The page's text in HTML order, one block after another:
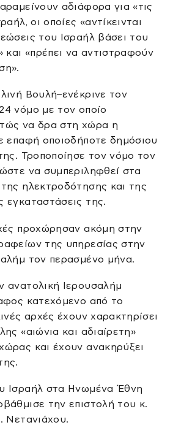
αδιάφορα για «τις
οι οποίες «αντίκεινται
του Ισραήλ βάσει του
και «πρέπει να αντιστραφούν
Βουλή–ενέκρινε τον
νόμο με τον οποίο
να δρα στη χώρα η
επαφή οποιοδήποτε δημόσιου
Τροποποίησε τον νόμο τον
να συμπεριληφθεί στα
ηλεκτροδότησης και της
εγκαταστάσεις της.
προχώρησαν ακόμη στην
της υπηρεσίας στην
τον περασμένο μήνα.
Ιερουσαλήμ
κατεχόμενο από το
αρχές έχουν χαρακτηρίσει
«αιώνια και αδιαίρετη»
και έχουν ανακηρύξει
Ισραήλ στα Ηνωμένα Έθνη
την επιστολή του κ.
Νετανιάχου.